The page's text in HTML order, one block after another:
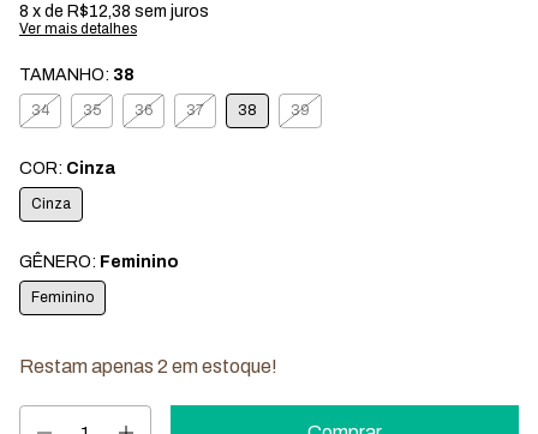
8 x de R$12,38 sem juros
Ver mais detalhes
TAMANHO: 38
34 35 36 37 38 39
COR: Cinza
Cinza
GÊNERO: Feminino
Feminino
Restam apenas 2 em estoque!